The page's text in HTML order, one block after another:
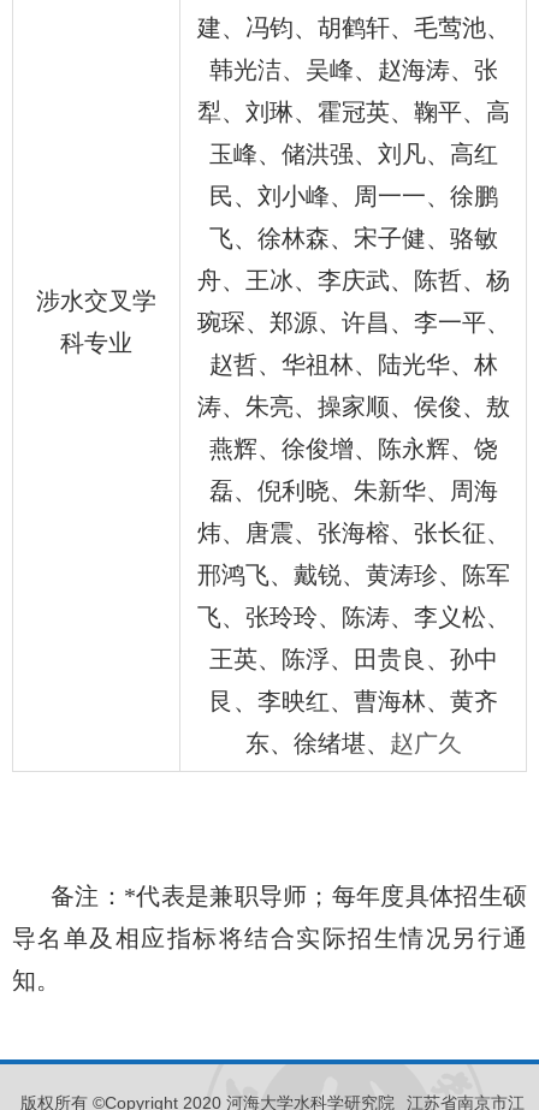
涉水交叉学
科专业
建、冯钧、胡鹤轩、毛莺池、
韩光洁、吴峰、赵海涛、张
犁、刘琳、霍冠英、鞠平、高
玉峰、储洪强、刘凡、高红
民、刘小峰、周一一、徐鹏
飞、徐林森、宋子健、骆敏
舟、王冰、李庆武、陈哲、杨
琬琛、郑源、许昌、李一平、
赵哲、华祖林、陆光华、林
涛、朱亮、操家顺、侯俊、敖
燕辉、徐俊增、陈永辉、饶
磊、倪利晓、朱新华、周海
炜、唐震、张海榕、张长征、
邢鸿飞、戴锐、黄涛珍、陈军
飞、张玲玲、陈涛、李义松、
王英、陈浮、田贵良、孙中
艮、李映红、曹海林、黄齐
东、徐绪堪、 赵广久
备注： *代表是兼职导师；每年度具体招生硕
导名单及相应指标将结合实际招生情况另行通
知。
版权所有 ©Copyright 2020 河海大学水科学研究院 江苏省南京市江